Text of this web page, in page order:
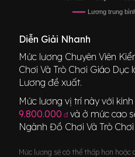
Lương trung
Diễn Giải Nhanh
Mức lương Chuyên Viên
Chơi Và Trò Chơi Giáo Dục
Lương đề xuất.
Mức lương vị trí này với
9.800.000 đ và ở mức cao
NgànhĐồ Chơi Và Trò
Mức lương sẽ có thể thấp hơn hoặc